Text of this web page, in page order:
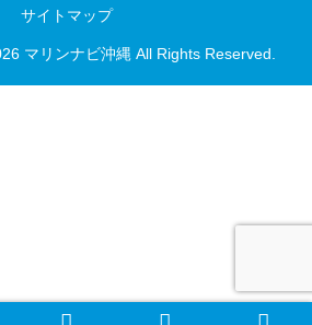
サイトマップ
マリンナビ沖縄 All Rights Reserved.